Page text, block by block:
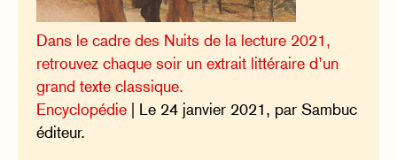
Dans le cadre des Nuits de la lecture 2021,
retrouvez chaque soir un extrait littéraire d’un
grand texte classique.
Encyclopédie | Le 24 janvier 2021, par Sambuc
éditeur.